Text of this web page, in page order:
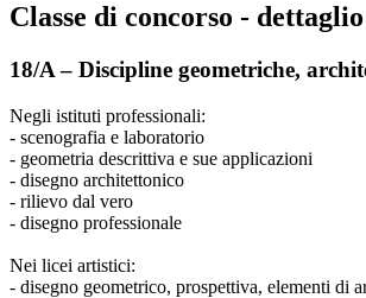
Classe di concorso - dettaglio
18/A – Discipline geometriche,
Negli istituti professionali:
- scenografia e laboratorio
- geometria descrittiva e sue applicazioni
- disegno architettonico
- rilievo dal vero
- disegno professionale
Nei licei artistici:
- disegno geometrico, prospettiva, elementi di